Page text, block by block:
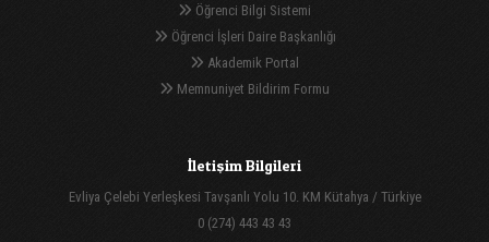
Öğrenci Bilgi Sistemi
Öğrenci İşleri Daire Başkanlığı
Akademik Portal
Memnuniyet Bildirim Formu
İletişim Bilgileri
Evliya Çelebi Yerleşkesi Tavşanlı Yolu 10. KM Kütahya / Türkiye
0 (274) 443 43 43